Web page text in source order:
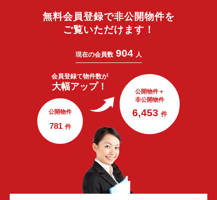
無料会員登録で非公開物件を
ご覧いただけます！
現在の会員数 904 人
会員登録で物件数が
大幅アップ！
公開物件
781 件
公開物件＋
非公開物件
6,453 件